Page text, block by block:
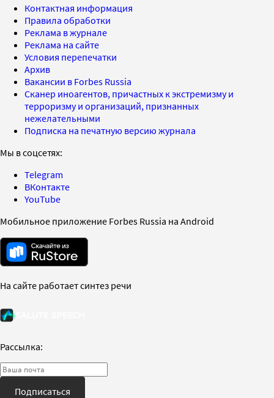
Контактная информация
Правила обработки
Реклама в журнале
Реклама на сайте
Условия перепечатки
Архив
Вакансии в Forbes Russia
Сканер иноагентов, причастных к экстремизму и
терроризму и организаций, признанных
нежелательными
Подписка на печатную версию журнала
Мы в соцсетях:
Telegram
ВКонтакте
YouTube
Мобильное приложение Forbes Russia на Android
На сайте работает синтез речи
Рассылка:
Подписаться